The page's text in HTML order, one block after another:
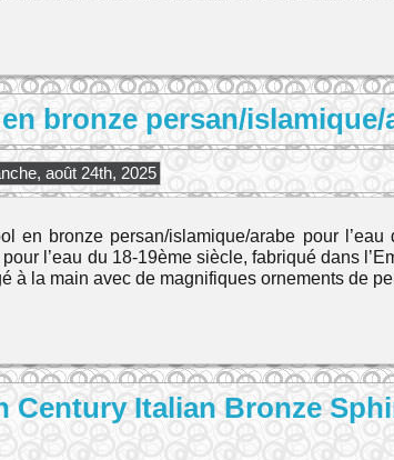
bronze persan/islamique/
août 24th, 2025
en bronze persan/islamique/arabe pour
pour l’eau du 18-19ème siècle, fabriqué dans
à la main avec de magnifiques ornements de
Century Italian Bronze